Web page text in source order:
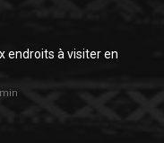
endroits à visiter en